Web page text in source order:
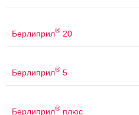
Берлиприл® 20
Берлиприл® 5
Берлиприл® плюс